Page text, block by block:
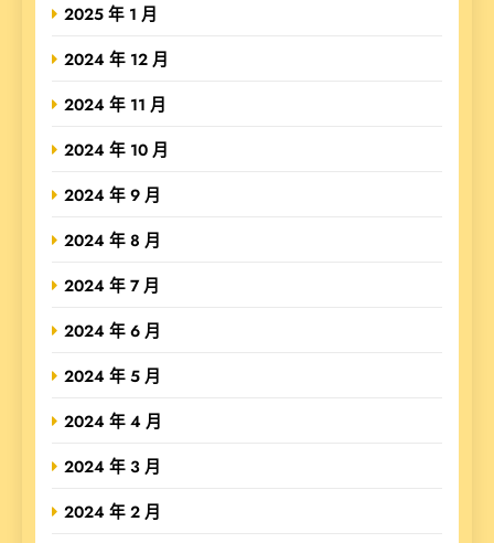
2025 年 1 月
2024 年 12 月
2024 年 11 月
2024 年 10 月
2024 年 9 月
2024 年 8 月
2024 年 7 月
2024 年 6 月
2024 年 5 月
2024 年 4 月
2024 年 3 月
2024 年 2 月